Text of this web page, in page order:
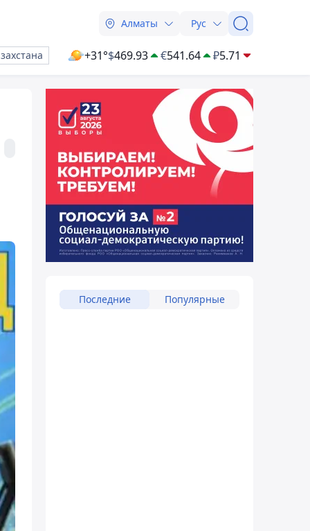
Алматы Рус
+31°$469.93 €541.64 ₽5.71
Последние Популярные